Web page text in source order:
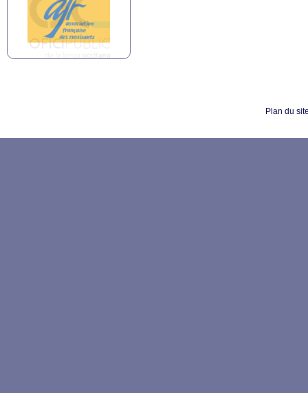
Plan du